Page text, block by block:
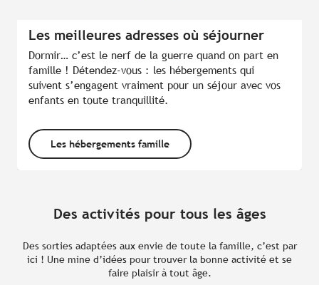
Les meilleures adresses où séjourner
Dormir… c’est le nerf de la guerre quand on part en
famille ! Détendez-vous : les hébergements qui
suivent s’engagent vraiment pour un séjour avec vos
enfants en toute tranquillité.
Les hébergements famille
Des activités pour tous les âges
Des sorties adaptées aux envie de toute la famille, c’est par
ici ! Une mine d’idées pour trouver la bonne activité et se
faire plaisir à tout âge.